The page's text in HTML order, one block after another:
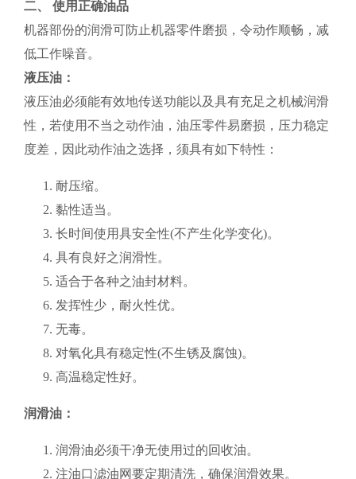
二、 使用正确油品
机器部份的润滑可防止机器零件磨损，令动作顺畅，减
低工作噪音。
液压油：
液压油必须能有效地传送功能以及具有充足之机械润滑
性，若使用不当之动作油，油压零件易磨损，压力稳定
度差，因此动作油之选择，须具有如下特性：
耐压缩。
黏性适当。
长时间使用具安全性(不产生化学变化)。
具有良好之润滑性。
适合于各种之油封材料。
发挥性少，耐火性优。
无毒。
对氧化具有稳定性(不生锈及腐蚀)。
高温稳定性好。
润滑油：
润滑油必须干净无使用过的回收油。
注油口滤油网要定期清洗，确保润滑效果。